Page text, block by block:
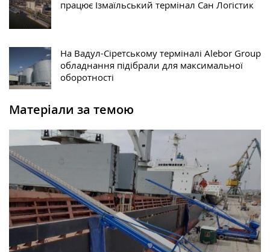
працює Ізмаїльський термінал Сан Логістик
На Вадул-Сіретському терміналі Alebor Group
обладнання підібрали для максимальної
оборотності
Матеріали за темою